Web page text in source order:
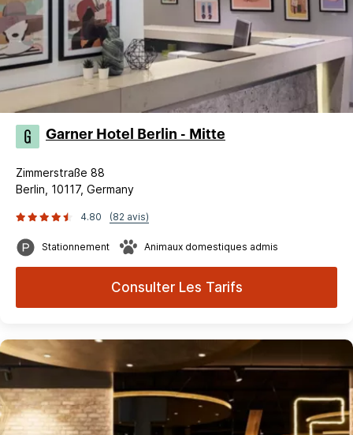
Garner Hotel Berlin - Mitte
Zimmerstraße 88
Berlin, 10117, Germany
4.80 (82 avis)
Stationnement Animaux domestiques admis
Consulter Les Tarifs